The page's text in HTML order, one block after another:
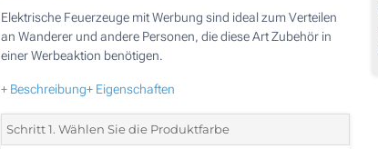
Elektrische Feuerzeuge mit Werbung sind ideal zum Verteilen
an Wanderer und andere Personen, die diese Art Zubehör in
einer Werbeaktion benötigen.
+ Beschreibung+ Eigenschaften
Schritt 1. Wählen Sie die Produktfarbe